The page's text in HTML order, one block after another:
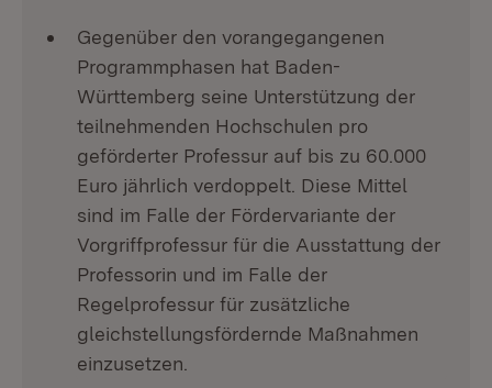
Gegenüber den vorangegangenen
Programmphasen hat Baden-
Württemberg seine Unterstützung der
teilnehmenden Hochschulen pro
geförderter Professur auf bis zu 60.000
Euro jährlich verdoppelt. Diese Mittel
sind im Falle der Fördervariante der
Vorgriffprofessur für die Ausstattung der
Professorin und im Falle der
Regelprofessur für zusätzliche
gleichstellungsfördernde Maßnahmen
einzusetzen.